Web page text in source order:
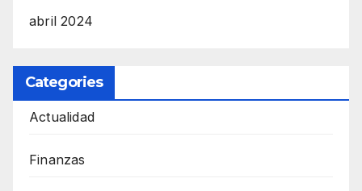
abril 2024
Categories
Actualidad
Finanzas